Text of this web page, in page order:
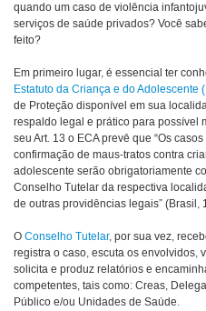
quando um caso de violência
serviços de saúde privados? Você
feito?
Em primeiro lugar, é essencial ter
Estatuto da Criança e do Adolescente
de Proteção disponível em sua
respaldo legal e prático para possível
seu Art. 13 o ECA prevê que “Os
confirmação de maus-tratos contra
adolescente serão obrigatoriamente
Conselho Tutelar da respectiva
de outras providências legais” (Brasil,
O Conselho Tutelar, por sua vez,
registra o caso, escuta os envolvidos,
solicita e produz relatórios e
competentes, tais como: Creas,
Público e/ou Unidades de Saúde.